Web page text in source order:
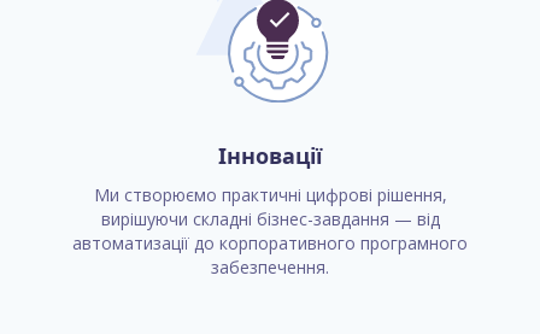
Інновації
Ми створюємо практичні цифрові рішення,
вирішуючи складні бізнес-завдання — від
автоматизації до корпоративного програмного
забезпечення.